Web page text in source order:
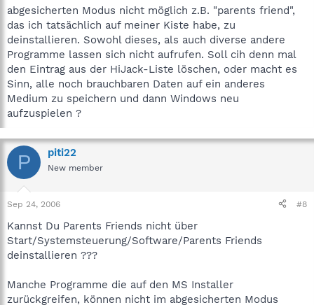
empfehlenswert, weil es über Keylogger Eigenschaften verfügt
und ein derartiges ausspionieren als problematisch anzusehen
ist.
Ich würde versuchen besagtes Programm über den
abgesicherten Modus zu deinstallieren.*gleich nach einschalten
des Rechners, die Taste F8 drücken und im erscheinenden
Bootmenü den abgesicherten Modus auswählen*Danach sollte
AntiVir wieder funktionieren.
Ach ja nochwas.
Dein Windows ist total veraltet, kein SP2 keine Internet
Explorer Updates, etc.
und damit löschrig wie ein Schweizer Käse.
Selbst wenn Du die dem Firefox ins Internet gehst, sollte der IE
trotzdem immer auf dem aktuellen Stand sein, da viele
Programme auf Bestandteile von ihm zurückgreifen.
Auch scheint bei Dir keine Firewall zu laufen, man sollte
zumindest die Windows eigene laufen haben.
aktuell ist 1.5.0_08.
abgesicherten Modus nicht möglich z.B. "parents friend",
das ich tatsächlich auf meiner Kiste habe, zu
deinstallieren. Sowohl dieses, als auch diverse andere
Programme lassen sich nicht aufrufen. Soll cih denn mal
den Eintrag aus der HiJack-Liste löschen, oder macht es
Sinn, alle noch brauchbaren Daten auf ein anderes
Medium zu speichern und dann Windows neu
aufzuspielen ?
P piti22
New member
Sep 24, 2006 #8
Kannst Du Parents Friends nicht über
Start/Systemsteuerung/Software/Parents Friends
deinstallieren ???
Manche Programme die auf den MS Installer
zurückgreifen, können nicht im abgesicherten Modus